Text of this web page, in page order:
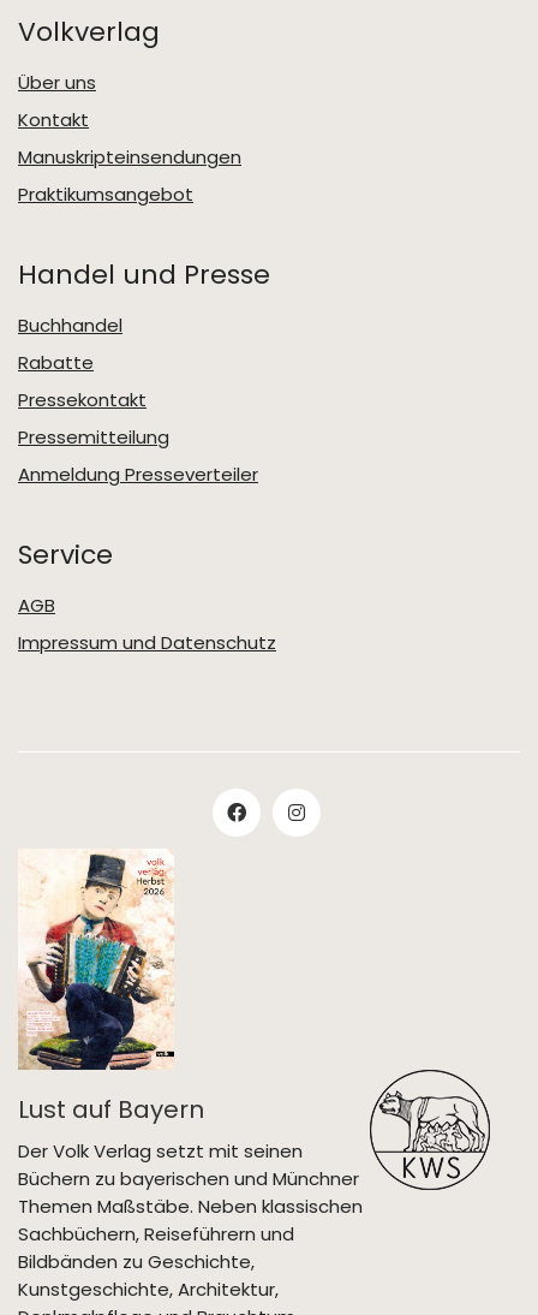
Volkverlag
Über uns
Kontakt
Manuskripteinsendungen
Praktikumsangebot
Handel und Presse
Buchhandel
Rabatte
Pressekontakt
Pressemitteilung
Anmeldung Presseverteiler
Service
AGB
Impressum und Datenschutz
Lust auf Bayern
Der Volk Verlag setzt mit seinen
Büchern zu bayerischen und Münchner
Themen Maßstäbe. Neben klassischen
Sachbüchern, Reiseführern und
Bildbänden zu Geschichte,
Kunstgeschichte, Architektur,